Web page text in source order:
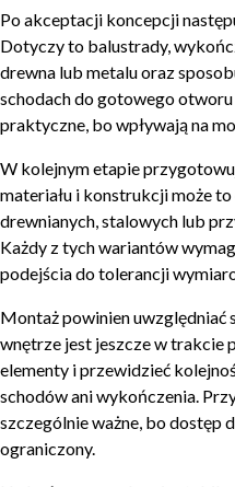
Po akceptacji koncepcji
Dotyczy to balustrady,
drewna lub metalu oraz
schodach do gotowego otworu
praktyczne, bo wpływają na
W kolejnym etapie
materiału i konstrukcji może
drewnianych, stalowych lub
Każdy z tych wariantów
podejścia do tolerancji
Montaż powinien uwzględniać
wnętrze jest jeszcze w trakcie
elementy i przewidzieć
schodów ani wykończenia.
szczególnie ważne, bo dostęp
ograniczony.